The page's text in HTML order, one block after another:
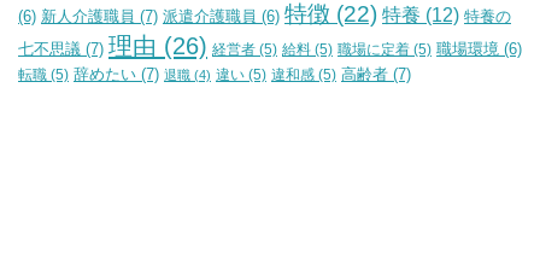
(6) 新人介護職員 (7) 派遣介護職員 (6) 特徴 (22) 特養 (12) 特養の
七不思議 (7) 理由 (26) 経営者 (5) 給料 (5) 職場に定着 (5) 職場環境 (6)
転職 (5) 辞めたい (7) 退職 (4) 違い (5) 違和感 (5) 高齢者 (7)